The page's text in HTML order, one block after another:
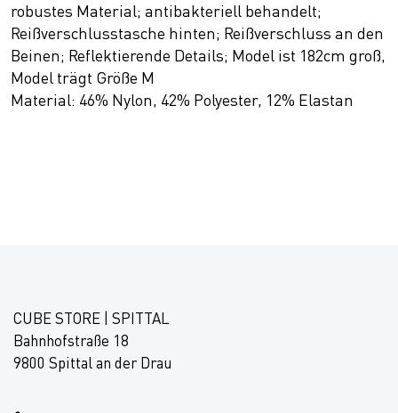
robustes Material; antibakteriell behandelt;
Reißverschlusstasche hinten; Reißverschluss an den
Beinen; Reflektierende Details; Model ist 182cm groß,
Model trägt Größe M
Material: 46% Nylon, 42% Polyester, 12% Elastan
CUBE STORE | SPITTAL
Bahnhofstraße 18
9800 Spittal an der Drau